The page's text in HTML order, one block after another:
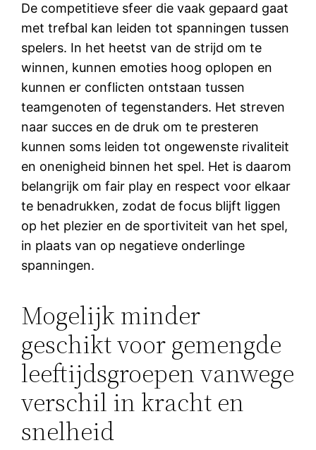
De competitieve sfeer die vaak gepaard gaat
met trefbal kan leiden tot spanningen tussen
spelers. In het heetst van de strijd om te
winnen, kunnen emoties hoog oplopen en
kunnen er conflicten ontstaan tussen
teamgenoten of tegenstanders. Het streven
naar succes en de druk om te presteren
kunnen soms leiden tot ongewenste rivaliteit
en onenigheid binnen het spel. Het is daarom
belangrijk om fair play en respect voor elkaar
te benadrukken, zodat de focus blijft liggen
op het plezier en de sportiviteit van het spel,
in plaats van op negatieve onderlinge
spanningen.
Mogelijk minder
geschikt voor gemengde
leeftijdsgroepen vanwege
verschil in kracht en
snelheid